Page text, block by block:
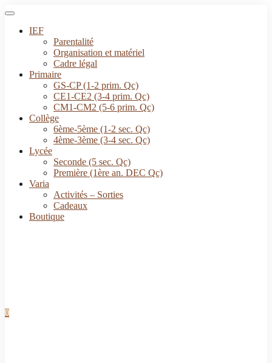
IEF
Parentalité
Organisation et matériel
Cadre légal
Primaire
GS-CP (1-2 prim. Qc)
CE1-CE2 (3-4 prim. Qc)
CM1-CM2 (5-6 prim. Qc)
Collège
6ème-5ème (1-2 sec. Qc)
4ème-3ème (3-4 sec. Qc)
Lycée
Seconde (5 sec. Qc)
Première (1ère an. DEC Qc)
Varia
Activités – Sorties
Cadeaux
Boutique
0